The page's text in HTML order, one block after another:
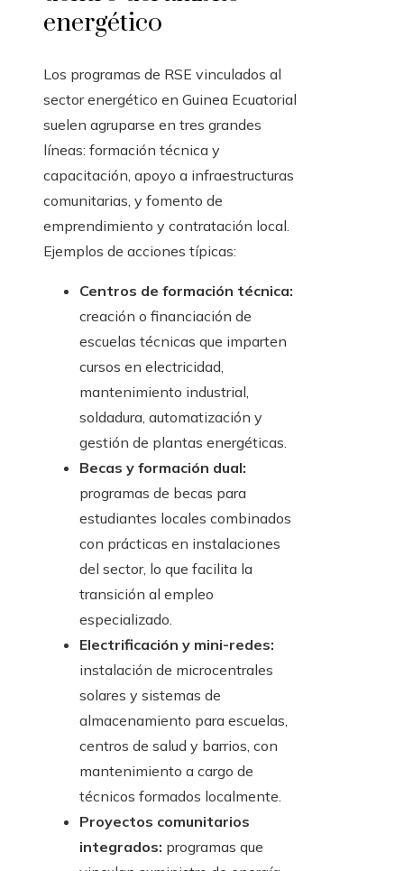
energético
Los programas de RSE vinculados al
sector energético en Guinea Ecuatorial
suelen agruparse en tres grandes
líneas: formación técnica y
capacitación, apoyo a infraestructuras
comunitarias, y fomento de
emprendimiento y contratación local.
Ejemplos de acciones típicas:
Centros de formación técnica:
creación o financiación de
escuelas técnicas que imparten
cursos en electricidad,
mantenimiento industrial,
soldadura, automatización y
gestión de plantas energéticas.
Becas y formación dual:
programas de becas para
estudiantes locales combinados
con prácticas en instalaciones
del sector, lo que facilita la
transición al empleo
especializado.
Electrificación y mini-redes:
instalación de microcentrales
solares y sistemas de
almacenamiento para escuelas,
centros de salud y barrios, con
mantenimiento a cargo de
técnicos formados localmente.
Proyectos comunitarios
integrados: programas que